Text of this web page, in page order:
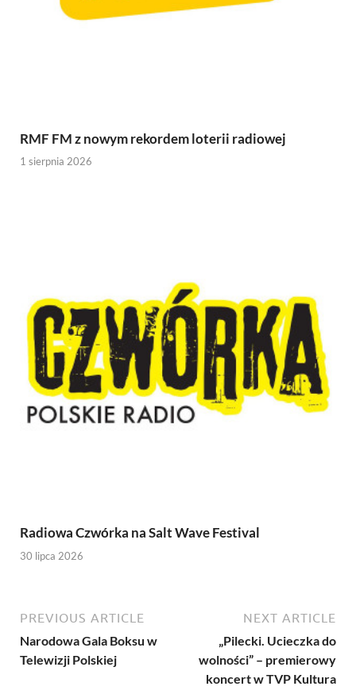
RMF FM z nowym rekordem loterii radiowej
1 sierpnia 2026
Radiowa Czwórka na Salt Wave Festival
30 lipca 2026
PREVIOUS ARTICLE
Narodowa Gala Boksu w
Telewizji Polskiej
NEXT ARTICLE
„Pilecki. Ucieczka do
wolności” – premierowy
koncert w TVP Kultura